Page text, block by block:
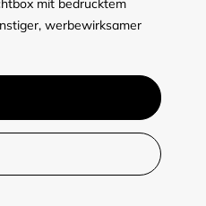
mit bedrucktem
werbewirksamer